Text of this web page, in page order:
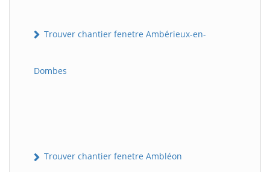
Trouver chantier fenetre Ambérieux-en-
Dombes
Trouver chantier fenetre Ambléon